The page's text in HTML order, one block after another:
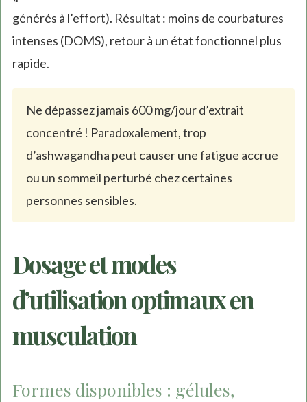
générés à l’effort). Résultat : moins de courbatures
intenses (DOMS), retour à un état fonctionnel plus
rapide.
Ne dépassez jamais 600 mg/jour d’extrait
concentré ! Paradoxalement, trop
d’ashwagandha peut causer une fatigue accrue
ou un sommeil perturbé chez certaines
personnes sensibles.
Dosage et modes
d’utilisation optimaux en
musculation
Formes disponibles : gélules,